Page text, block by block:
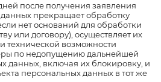
после получения заявления
прекращает обработку
нет оснований для обработки
или договору), осуществляет их
технической возможности
по недопущению дальнейшей
данных, включая их блокировку, и
персональных данных в тот же